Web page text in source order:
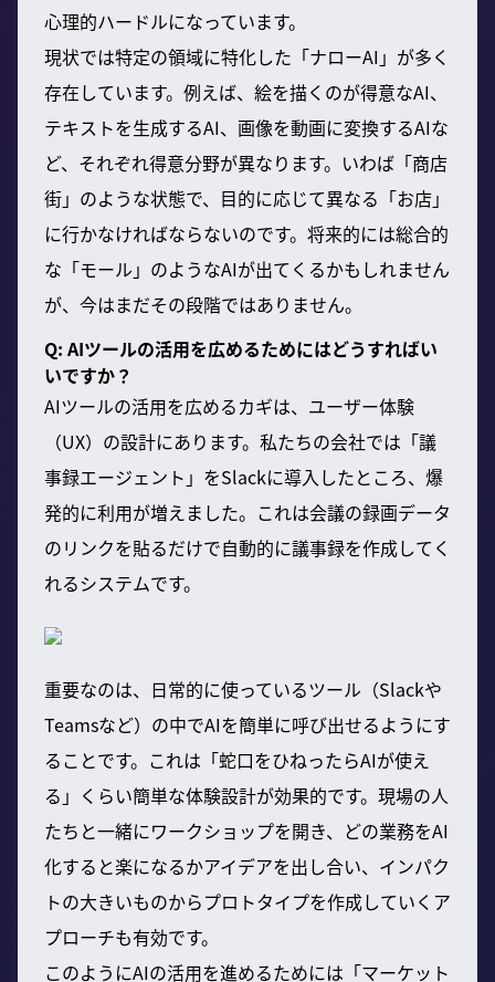
心理的ハードルになっています。
現状では特定の領域に特化した「ナローAI」が多く
存在しています。例えば、絵を描くのが得意なAI、
テキストを生成するAI、画像を動画に変換するAIな
ど、それぞれ得意分野が異なります。いわば「商店
街」のような状態で、目的に応じて異なる「お店」
に行かなければならないのです。将来的には総合的
な「モール」のようなAIが出てくるかもしれません
が、今はまだその段階ではありません。
Q: AIツールの活用を広めるためにはどうすればい
いですか？
AIツールの活用を広めるカギは、ユーザー体験
（UX）の設計にあります。私たちの会社では「議
事録エージェント」をSlackに導入したところ、爆
発的に利用が増えました。これは会議の録画データ
のリンクを貼るだけで自動的に議事録を作成してく
れるシステムです。
重要なのは、日常的に使っているツール（Slackや
Teamsなど）の中でAIを簡単に呼び出せるようにす
ることです。これは「蛇口をひねったらAIが使え
る」くらい簡単な体験設計が効果的です。現場の人
たちと一緒にワークショップを開き、どの業務をAI
化すると楽になるかアイデアを出し合い、インパク
トの大きいものからプロトタイプを作成していくア
プローチも有効です。
このようにAIの活用を進めるためには「マーケット